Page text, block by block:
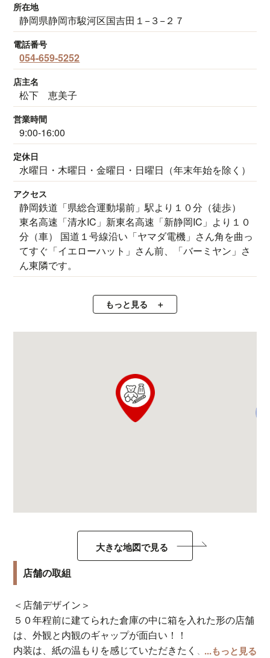
所在地
静岡県静岡市駿河区国吉田１−３−２７
電話番号
054-659-5252
店主名
松下 恵美子
営業時間
9:00-16:00
定休日
水曜日・木曜日・金曜日・日曜日（年末年始を除く）
アクセス
静岡鉄道「県総合運動場前」駅より１０分（徒歩）
東名高速「清水IC」新東名高速「新静岡IC」より１０
分（車） 国道１号線沿い「ヤマダ電機」さん角を曲っ
てすぐ「イエローハット」さん前、「バーミヤン」さ
ん東隣です。
もっと見る
大きな地図で見る
店舗の取組
＜店舗デザイン＞
５０年程前に建てられた倉庫の中に箱を入れた形の店舗
は、外観と内観のギャップが面白い！！
内装は、紙の温もりを感じていただきたく、木目調で統
...もっと見る